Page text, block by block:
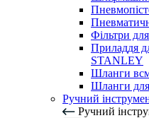
Фільтри
Приладдя
STANLEY
Шланги
Шланги для
Ручний
Ручний